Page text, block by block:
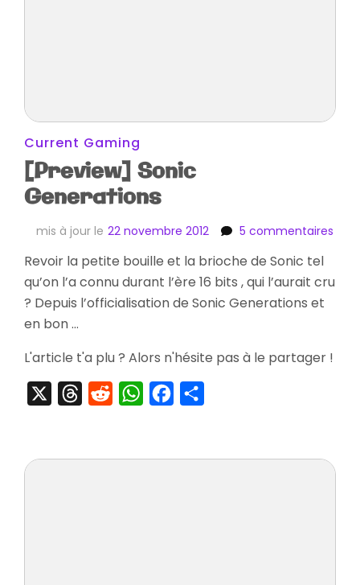
Current Gaming
[Preview] Sonic
Generations
mis à jour le 22 novembre 2012 5 commentaires
Revoir la petite bouille et la brioche de Sonic tel
qu’on l’a connu durant l’ère 16 bits , qui l’aurait cru
? Depuis l’officialisation de Sonic Generations et
en bon …
L'article t'a plu ? Alors n'hésite pas à le partager !
ThreadsRedditWhatsAppFacebook